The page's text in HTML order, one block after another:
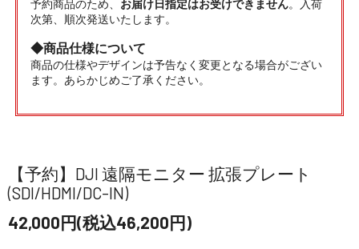
予約商品のため、 お届け日指定はお受けできません。入荷
次第、順次発送いたします。
◆商品仕様について
商品の仕様やデザインは予告なく変更となる場合がござい
ます。あらかじめご了承ください。
【予約】DJI 遠隔モニター 拡張プレート
(SDI/HDMI/DC-IN)
42,000円(税込46,200円)